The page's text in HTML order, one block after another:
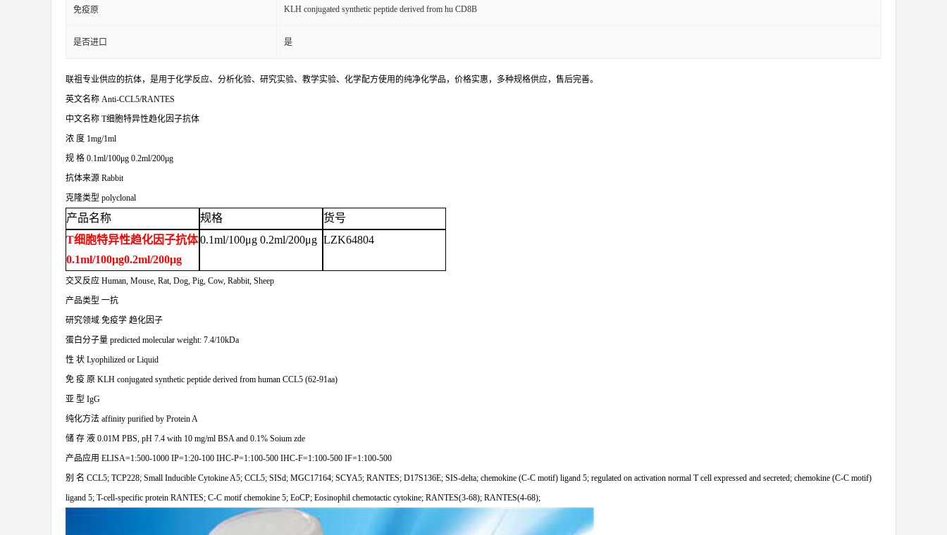
免疫原 KLH conjugated synthetic peptide derived from hu CD8B
是否进口 是
联祖专业供应的抗体，是用于化学反应、分析化验、研究实验、教学实验、化学配方使用的纯净化学品，价格实惠，多种规格供应，售后完善。
英文名称 Anti-CCL5/RANTES
中文名称 T细胞特异性趋化因子抗体
浓 度 1mg/1ml
规 格 0.1ml/100μg 0.2ml/200μg
抗体来源 Rabbit
克隆类型 polyclonal
产品名称 规格
货号
T细胞特异性趋化因子抗体
0.1ml/100μg0.2ml/200μg
0.1ml/100μg 0.2ml/200μg LZK64804
交叉反应 Human, Mouse, Rat, Dog, Pig, Cow, Rabbit, Sheep
产品类型 一抗
研究领域 免疫学 趋化因子
蛋白分子量 predicted molecular weight: 7.4/10kDa
性 状 Lyophilized or Liquid
免 疫 原 KLH conjugated synthetic peptide derived from human CCL5 (62-91aa)
亚 型 IgG
纯化方法 affinity purified by Protein A
储 存 液 0.01M PBS, pH 7.4 with 10 mg/ml BSA and 0.1% Soium zde
产品应用 ELISA=1:500-1000 IP=1:20-100 IHC-P=1:100-500 IHC-F=1:100-500 IF=1:100-500
别 名 CCL5; TCP228; Small Inducible Cytokine A5; CCL5; SISd; MGC17164; SCYA5; RANTES; D17S136E; SIS-delta; chemokine (C-C motif) ligand 5; regulated on activation normal T cell expressed and secreted; chemokine (C-C motif)
ligand 5; T-cell-specific protein RANTES; C-C motif chemokine 5; EoCP; Eosinophil chemotactic cytokine; RANTES(3-68); RANTES(4-68);